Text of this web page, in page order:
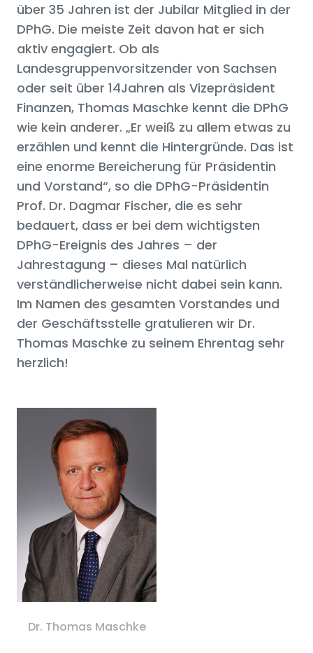
über 35 Jahren ist der Jubilar Mitglied in der
DPhG. Die meiste Zeit davon hat er sich
aktiv engagiert. Ob als
Landesgruppenvorsitzender von Sachsen
oder seit über 14Jahren als Vizepräsident
Finanzen, Thomas Maschke kennt die DPhG
wie kein anderer. „Er weiß zu allem etwas zu
erzählen und kennt die Hintergründe. Das ist
eine enorme Bereicherung für Präsidentin
und Vorstand“, so die DPhG-Präsidentin
Prof. Dr. Dagmar Fischer, die es sehr
bedauert, dass er bei dem wichtigsten
DPhG-Ereignis des Jahres – der
Jahrestagung – dieses Mal natürlich
verständlicherweise nicht dabei sein kann.
Im Namen des gesamten Vorstandes und
der Geschäftsstelle gratulieren wir Dr.
Thomas Maschke zu seinem Ehrentag sehr
herzlich!
Dr. Thomas Maschke